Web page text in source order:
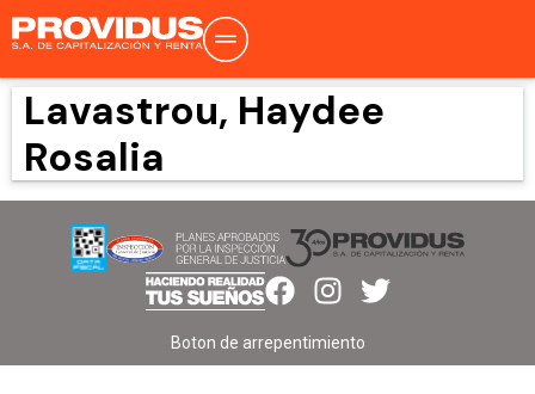
Lavastrou, Haydee
Rosalia
Boton de arrepentimiento